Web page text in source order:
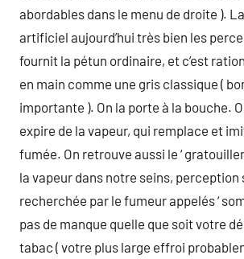
abordables dans le menu de droite ).
artificiel aujourd’hui très bien les
fournit la pétun ordinaire, et c’est
en main comme une gris classique (
importante ). On la porte à la bouche.
expire de la vapeur, qui remplace et
fumée. On retrouve aussi le ‘
la vapeur dans notre seins,
recherchée par le fumeur appelés ‘
pas de manque quelle que soit votre
tabac ( votre plus large effroi